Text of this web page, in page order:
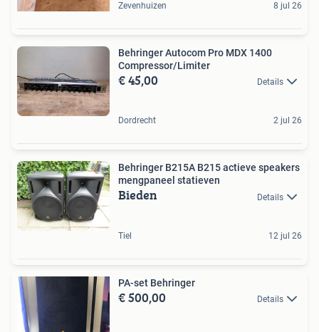
Zevenhuizen 8 jul 26
Behringer Autocom Pro MDX 1400
Compressor/Limiter
€ 45,00 Details
Dordrecht 2 jul 26
Behringer B215A B215 actieve speakers
mengpaneel statieven
Bieden Details
Tiel 12 jul 26
PA-set Behringer
€ 500,00 Details